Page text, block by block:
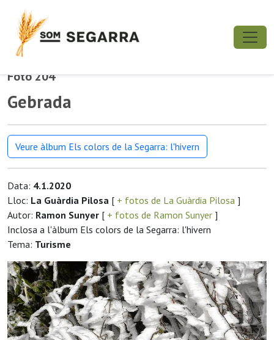
Foto 204
Gebrada
Veure àlbum Els colors de la Segarra: l'hivern
Data: 4.1.2020
Lloc: La Guàrdia Pilosa [ + fotos de La Guàrdia Pilosa ]
Autor: Ramon Sunyer [ + fotos de Ramon Sunyer ]
Inclosa a l'àlbum Els colors de la Segarra: l'hivern
Tema: Turisme